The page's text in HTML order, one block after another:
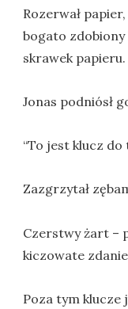
Rozerwał
bogato zdobiony
skrawek papieru.
Jonas podniósł
“To jest klucz do
Zazgrzytał
Czerstwy żart –
kiczowate
Poza tym klucze